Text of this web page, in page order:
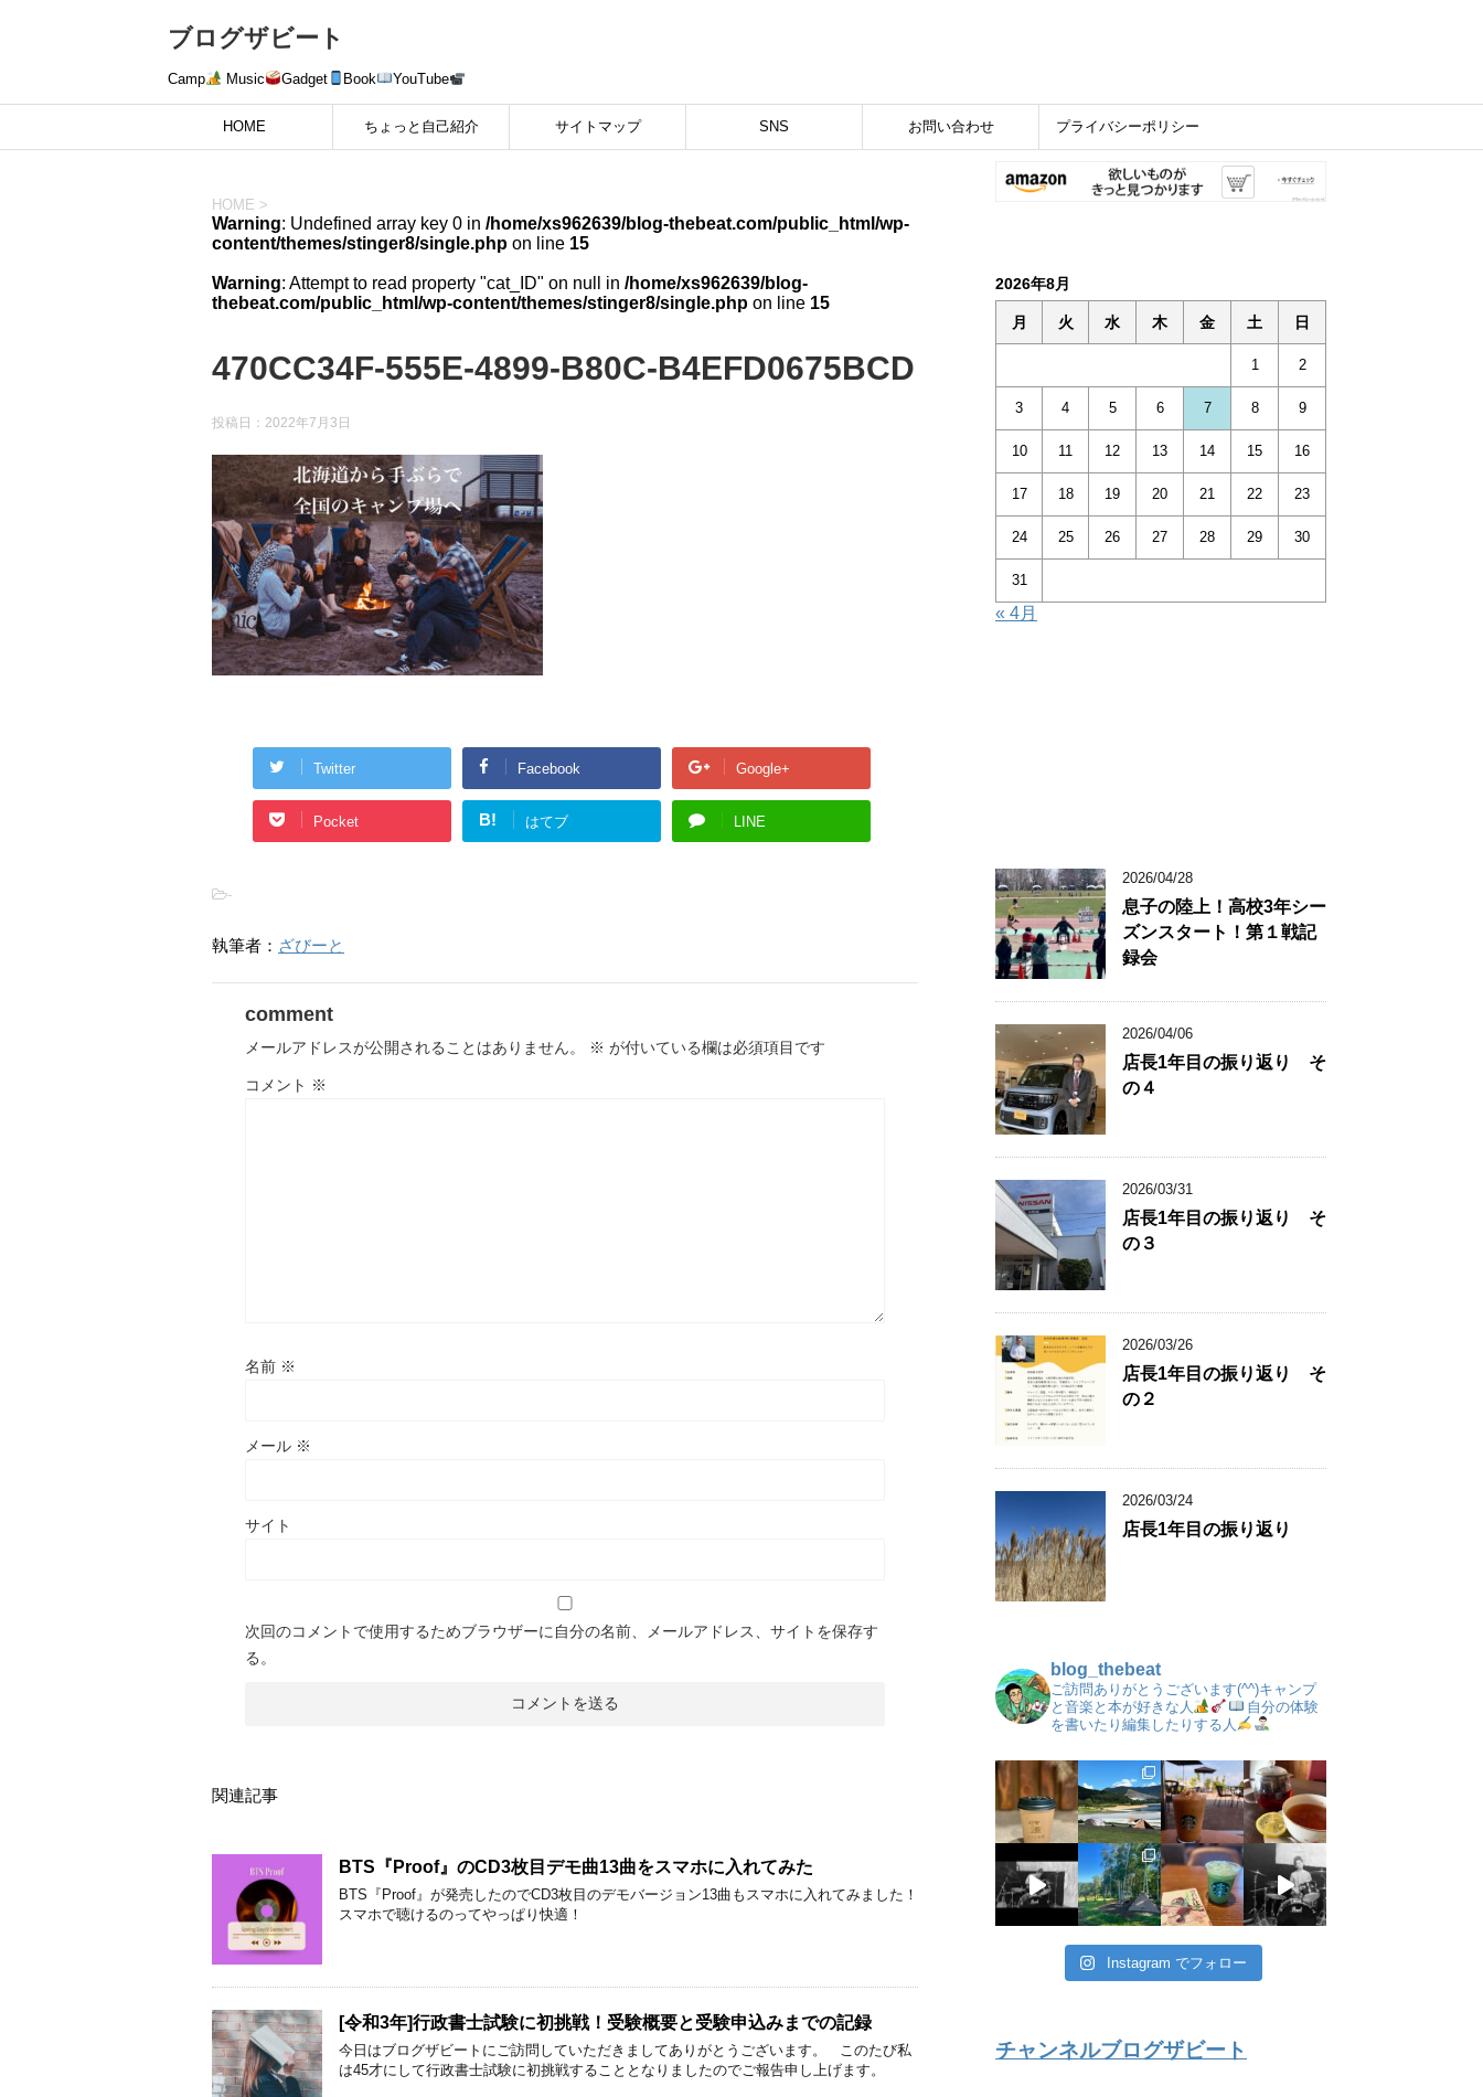
ブログザビート
Camp Music Gadget Book YouTube
HOME ちょっと自己紹介 サイトマップ SNS お問い合わせ プライバシーポリシー
HOME >
Warning: Undefined array key 0 in /home/xs962639/blog-thebeat.com/public_html/wp-
content/themes/stinger8/single.php on line 15
Warning: Attempt to read property "cat_ID" on null in /home/xs962639/blog-
thebeat.com/public_html/wp-content/themes/stinger8/single.php on line 15
470CC34F-555E-4899-B80C-B4EFD0675BCD
投稿日： 2022年7月3日
Twitter Facebook Google+
Pocket B! はてブ LINE
-
執筆者： ざびーと
comment
メールアドレスが公開されることはありません。 ※ が付いている欄は必須項目です
コメント ※
名前 ※
メール ※
サイト
次回のコメントで使用するためブラウザーに自分の名前、メールアドレス、サイトを保存す
る。
関連記事
BTS『Proof』のCD3枚目デモ曲13曲をスマホに入れてみた
BTS『Proof』が発売したのでCD3枚目のデモバージョン13曲もスマホに入れてみました！
スマホで聴けるのってやっぱり快適！
[令和3年]行政書士試験に初挑戦！受験概要と受験申込みまでの記録
今日はブログザビートにご訪問していただきましてありがとうございます。 このたび私
は45才にして行政書士試験に初挑戦することとなりましたのでご報告申し上げます。
2026年8月
月 火 水 木 金 土 日
1 2
3 4 5 6 7 8 9
10 11 12 13 14 15 16
17 18 19 20 21 22 23
24 25 26 27 28 29 30
31
« 4月
2026/04/28
息子の陸上！高校3年シー
ズンスタート！第１戦記
録会
2026/04/06
店長1年目の振り返り そ
の４
2026/03/31
店長1年目の振り返り そ
の３
2026/03/26
店長1年目の振り返り そ
の２
2026/03/24
店長1年目の振り返り
blog_thebeat
ご訪問ありがとうございます(^^)キャンプ
と音楽と本が好きな人
自分の体験
を書いたり編集したりする人
Instagram でフォロー
チャンネルブログザビート